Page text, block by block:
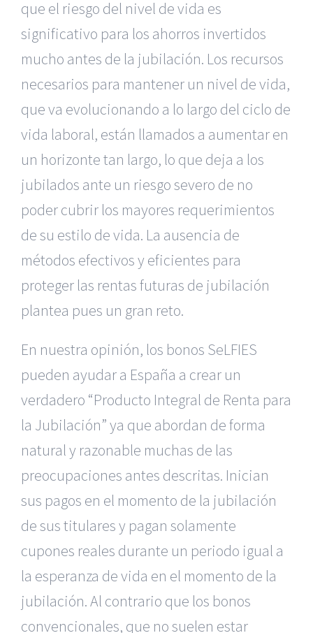
que el riesgo del nivel de vida es
significativo para los ahorros invertidos
mucho antes de la jubilación. Los recursos
necesarios para mantener un nivel de vida,
que va evolucionando a lo largo del ciclo de
vida laboral, están llamados a aumentar en
un horizonte tan largo, lo que deja a los
jubilados ante un riesgo severo de no
poder cubrir los mayores requerimientos
de su estilo de vida. La ausencia de
métodos efectivos y eficientes para
proteger las rentas futuras de jubilación
plantea pues un gran reto.
En nuestra opinión, los bonos SeLFIES
pueden ayudar a España a crear un
verdadero “Producto Integral de Renta para
la Jubilación” ya que abordan de forma
natural y razonable muchas de las
preocupaciones antes descritas. Inician
sus pagos en el momento de la jubilación
de sus titulares y pagan solamente
cupones reales durante un periodo igual a
la esperanza de vida en el momento de la
jubilación. Al contrario que los bonos
convencionales, que no suelen estar